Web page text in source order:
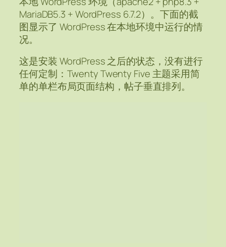
MariaDB5.3 + WordPress 6.7.2）。下面的截
图显示了 WordPress 在本地环境中运行的情
况。
这是安装 WordPress 之后的状态，没有进行
任何定制：Twenty Twenty Five 主题采用简
单的单栏布局页面结构，帖子垂直排列。